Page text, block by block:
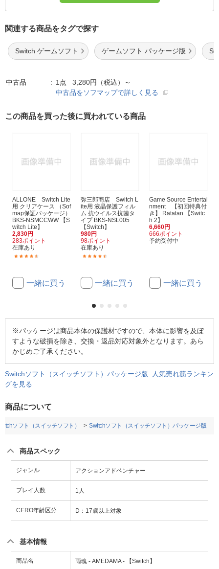
関連する商品をタグで探す
Switch ゲームソフト ゲームソフト パッケージ版
中古品
1点 3,280円（税込）～
中古品をソフマップで詳しく見る
この商品を買った後に買われている商品
ALLONE Switch Lite
用 クリアケース （Sof
map保証パッケージ）
BKS-NSMCCWW 【S
witch Lite】
2,830円
283ポイント
在庫あり
一緒に買う
弥三郎商店 Switch L
ite用 液晶保護フィル
ム 抗ウイルス抗菌タ
イプ BKS-NSL005
【Switch】
980円
98ポイント
在庫あり
一緒に買う
Game Source Entertai
nment 【初回特典付
き】 Ratatan 【Switc
h 2】
6,660円
666ポイント
予約受付中
一緒に買う
※パッケージは商品本体の保護材ですので、本体に影響を及ぼ
すような破損を除き、交換・返品対応対象外となります。あら
かじめご了承ください。
Switchソフト（スイッチソフト）パッケージ版 人気売れ筋ランキン
グを見る
商品について
ソフト（スイッチソフト） Switchソフト（スイッチソフト）パッケージ版
商品スペック
ジャンル アクションアドベンチャー
プレイ人数 1人
CERO年齢区分 D：17歳以上対象
基本情報
商品名 雨魂 - AMEDAMA - 【Switch】